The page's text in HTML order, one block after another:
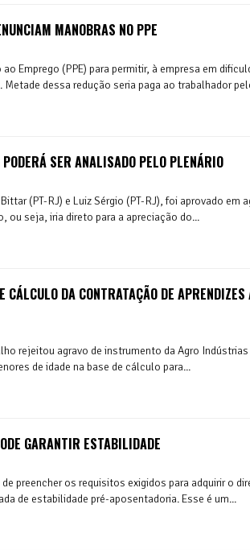
MANOBRAS NO PPE
Emprego (PPE) para permitir, à empresa em
dessa redução seria paga ao trabalhador
SER ANALISADO PELO PLENÁRIO
(PT-RJ) e Luiz Sérgio (PT-RJ), foi aprovado
ou seja, iria direto para a apreciação do...
CÁLCULO DA CONTRATAÇÃO DE
rejeitou agravo de instrumento da Agro
de idade na base de cálculo para...
GARANTIR ESTABILIDADE
preencher os requisitos exigidos para adquirir o
de estabilidade pré-aposentadoria. Esse é um...